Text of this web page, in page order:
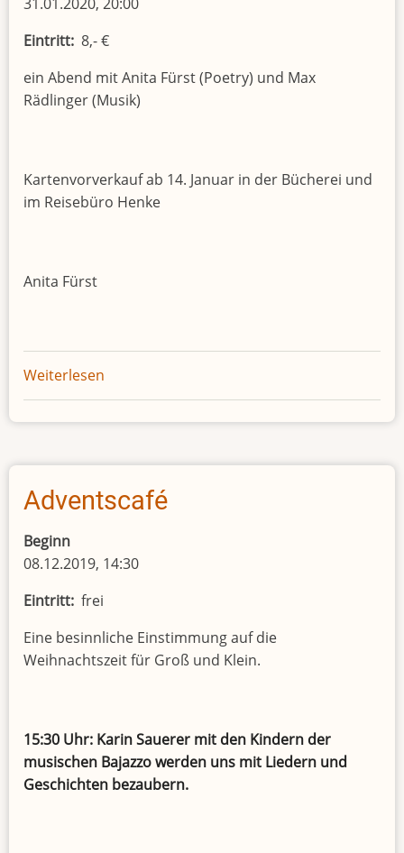
Eintritt 8,- €
ein Abend mit Anita Fürst (Poetry) und Max
Rädlinger (Musik)
Kartenvorverkauf ab 14. Januar in der Bücherei und
im Reisebüro Henke
Anita Fürst
Weiterlesen
Charmant
direkt
direkt
charmant
Adventscafé
Beginn
08.12.2019, 14:30
Eintritt frei
Eine besinnliche Einstimmung auf die
Weihnachtszeit für Groß und Klein.
15:30 Uhr: Karin Sauerer mit den Kindern der
musischen Bajazzo werden uns mit Liedern und
Geschichten bezaubern.